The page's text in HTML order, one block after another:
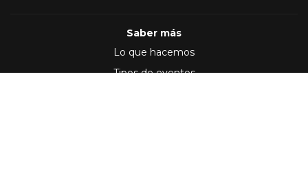
Saber más
Lo que hacemos
Tipos de eventos